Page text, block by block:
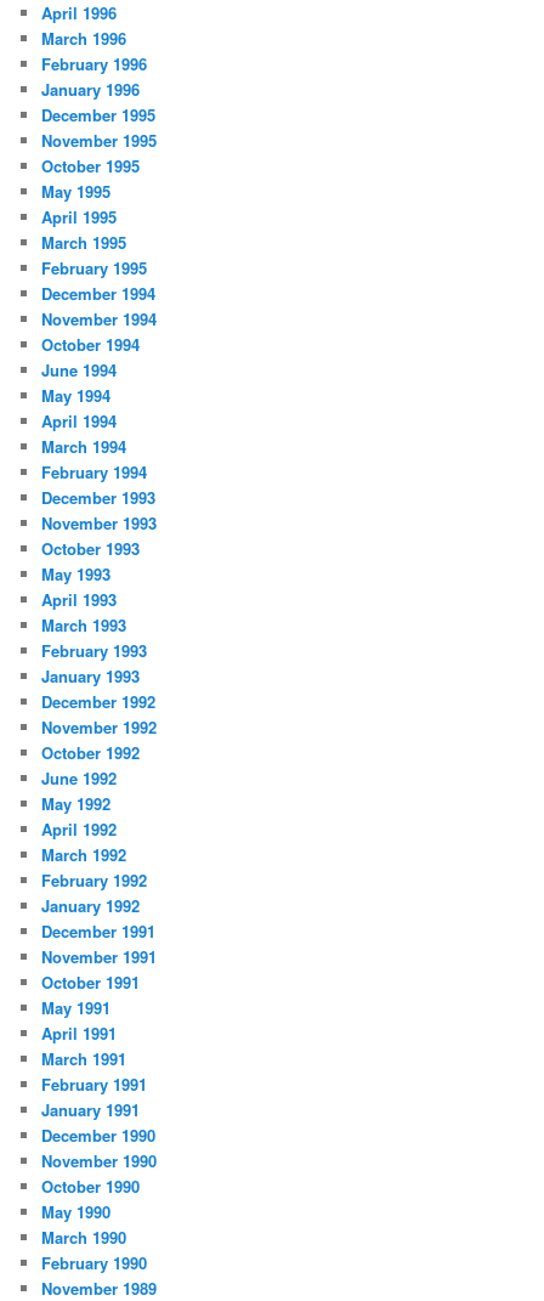
April 1996
March 1996
February 1996
January 1996
December 1995
November 1995
October 1995
May 1995
April 1995
March 1995
February 1995
December 1994
November 1994
October 1994
June 1994
May 1994
April 1994
March 1994
February 1994
December 1993
November 1993
October 1993
May 1993
April 1993
March 1993
February 1993
January 1993
December 1992
November 1992
October 1992
June 1992
May 1992
April 1992
March 1992
February 1992
January 1992
December 1991
November 1991
October 1991
May 1991
April 1991
March 1991
February 1991
January 1991
December 1990
November 1990
October 1990
May 1990
March 1990
February 1990
November 1989